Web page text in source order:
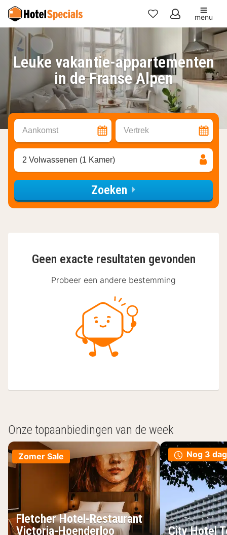
Mijn
favorieten
menu
Leuke vakantie-appartementen
in de Franse Alpen
Aankomst Vertrek
2 Volwassenen (1 Kamer)
Zoeken
Geen exacte resultaten gevonden
Probeer een andere bestemming
Onze topaanbiedingen van de week
Zomer Sale
Fletcher Hotel-Restaurant
Victoria-Hoenderloo
Nog 3
City Hotel